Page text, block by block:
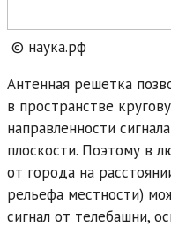
© наука.рф
Антенная решетка
в пространстве
направленности
плоскости. Поэтому в
от города на
рельефа местности)
сигнал от телебашни,